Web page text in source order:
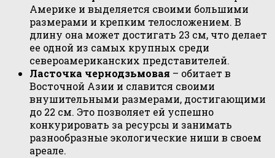
Америке и выделяется своими большими
размерами и крепким телосложением. В
длину она может достигать 23 см, что делает
ее одной из самых крупных среди
североамериканских представителей.
Ласточка чернодзьмовая – обитает в
Восточной Азии и славится своими
внушительными размерами, достигающими
до 22 см. Это позволяет ей успешно
конкурировать за ресурсы и занимать
разнообразные экологические ниши в своем
ареале.